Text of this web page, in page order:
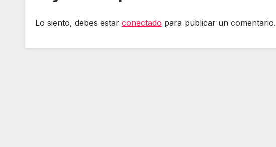
Lo siento, debes estar conectado para publicar un comentario.